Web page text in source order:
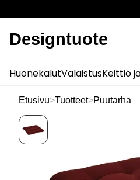
Designtuote
HuonekalutValaistusKeittiö
Etusivu>Tuotteet>Puutarha